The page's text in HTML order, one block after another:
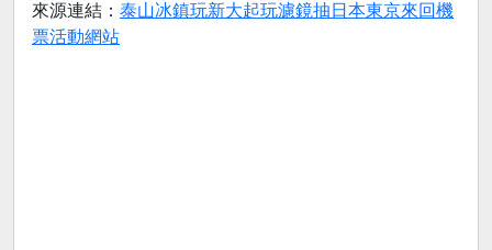
來源連結： 泰山冰鎮玩新大起玩濾鏡抽日本東京來回機
票活動網站